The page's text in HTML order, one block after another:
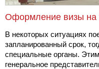
Оформление визы на
В некоторых ситуациях
запланированный срок,
специальные органы.
генеральное